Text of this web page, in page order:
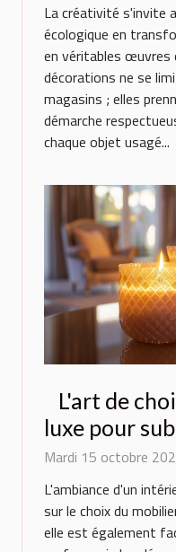
La créativité s'invite
écologique en
en véritables œuvres
décorations ne se
magasins ; elles
démarche
chaque objet usagé...
L'art de
luxe pour
Mardi 15 octobre
L'ambiance d'un
sur le choix du
elle est également